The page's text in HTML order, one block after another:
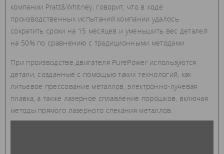
компании Pratt&Whitney, говорит, что в ходе
производственных испытаний компании удалось
сократить сроки на 15 месяцев и уменьшить вес деталей
на 50% по сравнению с традиционными методами.
При производстве двигателя PurePower используются
детали, созданные с помощью таких технологий, как
литьевое прессование металлов, электронно-лучевая
плавка, а также лазерное сплавление порошков, включая
методы прямого лазерного спекания металлов.